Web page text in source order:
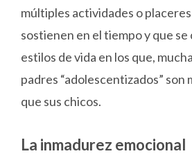
múltiples actividades o placeres
sostienen en el tiempo y que
estilos de vida en los que,
padres “adolescentizados” son
que sus chicos.
La inmadurez emocional